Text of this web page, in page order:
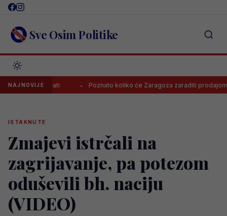
Skip
content Sve Osim Politike
NAJNOVIJE
zarađivati Poznato koliko će Zaragoza zaraditi prodajom
ISTAKNUTE
Zmajevi istrčali na
zagrijavanje, pa potezom
oduševili bh. naciju
(VIDEO)